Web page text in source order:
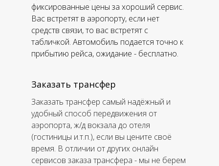
Заказать трансфер самый надёжный и
удобный способ передвижения от
аэропорта, ж/д вокзала до отеля
(гостиницы и.т.п.), если вы цените своё
время. В отличии от других онлайн
сервисов заказа трансфера - мы не берем
Заказать трансфер
фиксированные цены за хороший сервис.
Вас встретят в аэропорту, если нет
средств связи, то вас встретят с
табличкой. Автомобиль подается точно к
прибытию рейса, ожидание - бесплатно.